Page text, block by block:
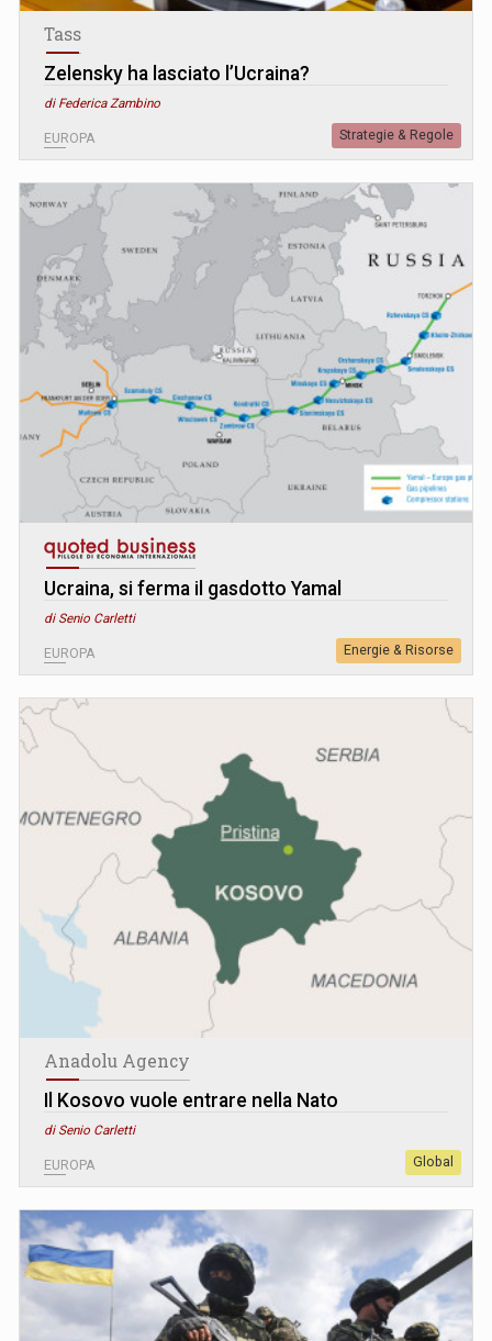
Tass
Zelensky ha lasciato l’Ucraina?
di Federica Zambino
EUROPA Strategie & Regole
Ucraina, si ferma il gasdotto Yamal
di Senio Carletti
EUROPA Energie & Risorse
Anadolu Agency
Il Kosovo vuole entrare nella Nato
di Senio Carletti
EUROPA Global